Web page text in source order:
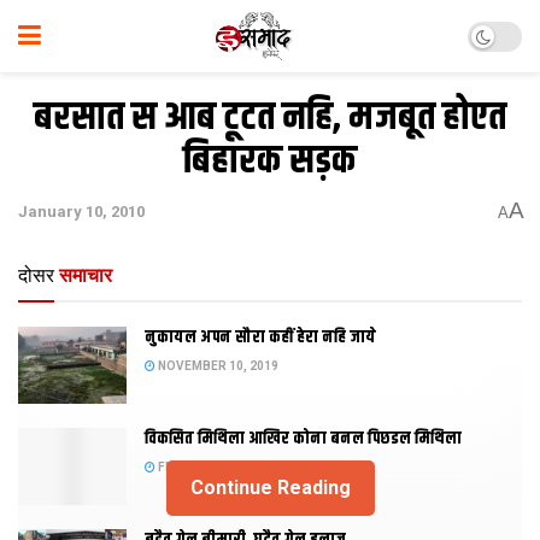
बरसात स आब टूटत नहि, मजबूत होएत
बिहारक सड़क
January 10, 2010 AA
दोसर समाचार
नुकायल अपन सौरा कहीं हेरा नहि जाये
NOVEMBER 10, 2019
विकसित मिथिला आखिर कोना बनल पिछडल मिथिला
FEBRUARY 23, 2019
Continue Reading